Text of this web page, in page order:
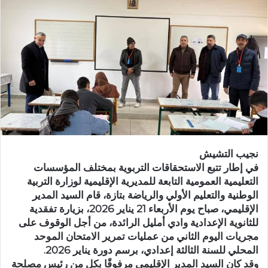
ر
ي
د
ا
ل
ك
ت
ن
ي
ا
نجيب التشيش
في إطار تتبع الاستحقاقات التربوية بمختلف المؤسسات
التعليمية العمومية التابعة للمديرية الإقليمية لوزارة التربية
الوطنية والتعليم الأولي والرياضة بتازة، قام السيد المدير
الإقليمي، صباح يوم الأربعاء 21 يناير 2026، بزيارة تفقدية
للثانوية الإعدادية وادي أمليل الرائدة، من أجل الوقوف على
مجريات اليوم الثاني من عمليات تمرير الامتحان الموحد
المحلي للسنة الثالثة إعدادي، برسم دورة يناير 2026.
وقد كان السيد المدير الإقليمي مرفوقًا بكل من رئيس مصلحة